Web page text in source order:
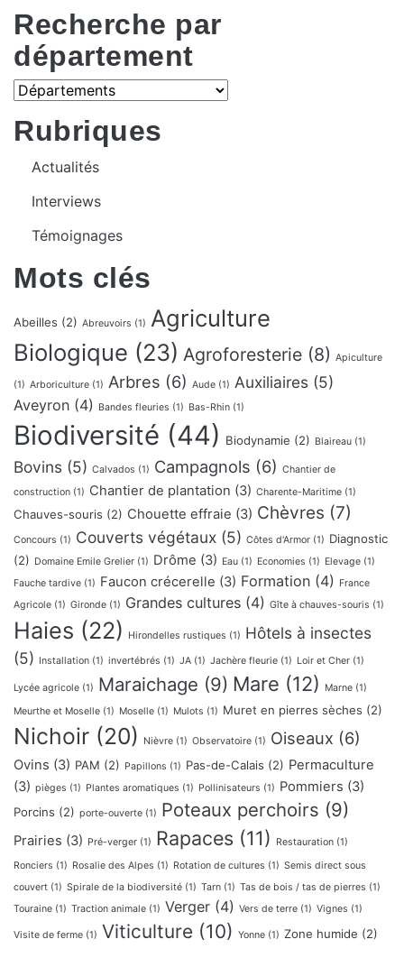
Recherche par
département
Rubriques
Actualités
Interviews
Témoignages
Mots clés
Abeilles (2) Abreuvoirs (1) Agriculture
Biologique (23) Agroforesterie (8) Apiculture
(1) Arboriculture (1) Arbres (6) Aude (1) Auxiliaires (5)
Aveyron (4) Bandes fleuries (1) Bas-Rhin (1)
Biodiversité (44) Biodynamie (2) Blaireau (1)
Bovins (5) Calvados (1) Campagnols (6) Chantier de
construction (1) Chantier de plantation (3) Charente-Maritime (1)
Chauves-souris (2) Chouette effraie (3) Chèvres (7)
Concours (1) Couverts végétaux (5) Côtes d'Armor (1) Diagnostic
(2) Domaine Emile Grelier (1) Drôme (3) Eau (1) Economies (1) Elevage (1)
Fauche tardive (1) Faucon crécerelle (3) Formation (4)
France
Agricole (1) Gironde (1) Grandes cultures (4) Gîte à chauves-souris (1)
Haies (22) Hirondelles rustiques (1) Hôtels à insectes
(5) Installation (1) invertébrés (1) JA (1) Jachère fleurie (1) Loir et Cher (1)
Lycée agricole (1) Maraichage (9) Mare (12) Marne (1)
Meurthe et Moselle (1) Moselle (1) Mulots (1) Muret en pierres sèches (2)
Nichoir (20) Nièvre (1) Observatoire (1) Oiseaux (6)
Ovins (3) PAM (2) Papillons (1) Pas-de-Calais (2) Permaculture
(3) pièges (1) Plantes aromatiques (1) Pollinisateurs (1) Pommiers (3)
Porcins (2) porte-ouverte (1) Poteaux perchoirs (9)
Prairies (3) Pré-verger (1) Rapaces (11) Restauration (1)
Ronciers (1) Rosalie des Alpes (1) Rotation de cultures (1) Semis direct sous
couvert (1) Spirale de la biodiversité (1) Tarn (1) Tas de bois / tas de pierres (1)
Touraine (1) Traction animale (1) Verger (4) Vers de terre (1) Vignes (1)
Visite de ferme (1) Viticulture (10) Yonne (1) Zone humide (2)